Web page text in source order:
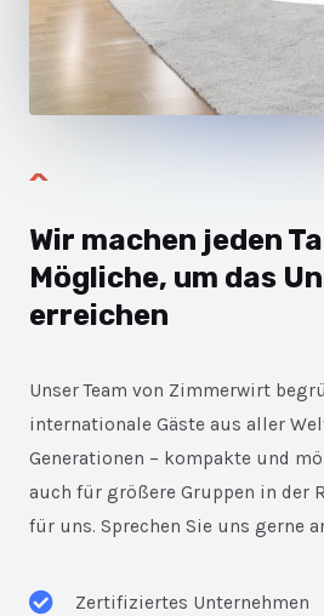
Wir machen jeden
Mögliche, um das
erreichen
Unser Team von Zimmerwirt
internationale Gäste aus aller
Generationen – kompakte und
auch für größere Gruppen in der
für uns. Sprechen Sie uns gerne
Zertifiziertes Unternehmen